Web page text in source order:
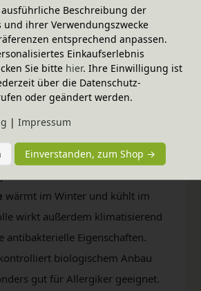
die Option einer härteren und
ganz nach Alter und
eine Gesamthöhe von 12 cm.
aus kontrolliert
oder Baumwolle aus
wärmt im Winter und kühlt im
wirkt außerdem klimatisierend
antibakterielle Eigenschaften.
biologischem Anbau
gut für Allergiker geeignet.
Beschreibung der
und ihrer Verwendungszwecke
entsprechend anpassen.
Einkaufserlebnis
Sie bitte hier. Ihre Einwilligung ist
über die Datenschutz-
oder geändert werden.
| Impressum
Einverstanden, zum Shop →